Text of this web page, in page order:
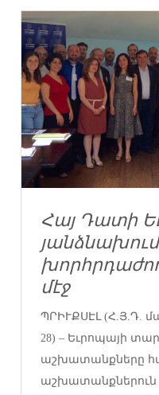
Հայ Դատի
մէջ
ՊՐԻՒՔՍԷԼ (Հ.Յ.Դ.
28) – Եւրոպայի
աշխատանքները
աշխատանքներուն